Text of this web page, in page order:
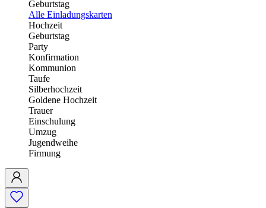
Geburtstag
Alle Einladungskarten
Hochzeit
Geburtstag
Party
Konfirmation
Kommunion
Taufe
Silberhochzeit
Goldene Hochzeit
Trauer
Einschulung
Umzug
Jugendweihe
Firmung